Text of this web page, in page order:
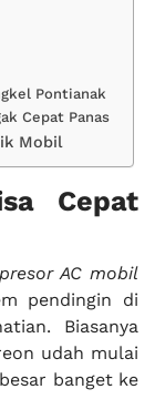
Pontianak
Cepat Panas
Mobil
Cepat
AC mobil
pendingin di
Biasanya
udah mulai
banget ke